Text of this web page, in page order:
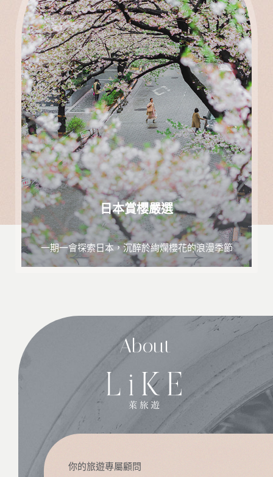
日本賞櫻嚴選
一期一會探索日本，沉醉於絢爛櫻花的浪漫季節
About
你的旅遊專屬顧問